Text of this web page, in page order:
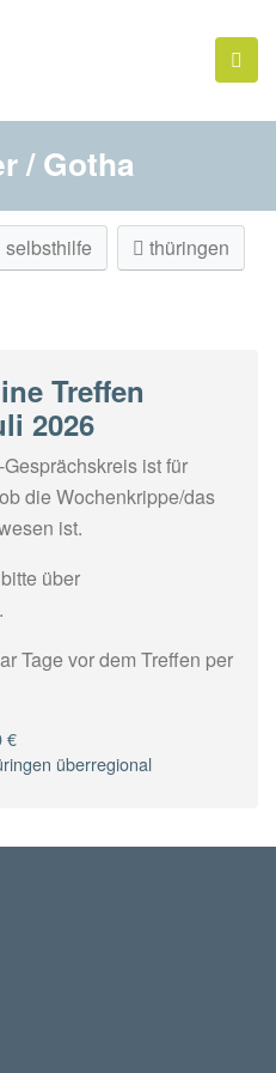
/ Gotha
selbsthilfe
thüringen
Treffen
2026
ist für
die Wochenkrippe/das
ist.
über
.
Tage vor dem Treffen per
€
überregional